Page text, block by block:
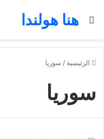
هنا هولندا
بحث عن
الرئيسية / سوريا
سوريا